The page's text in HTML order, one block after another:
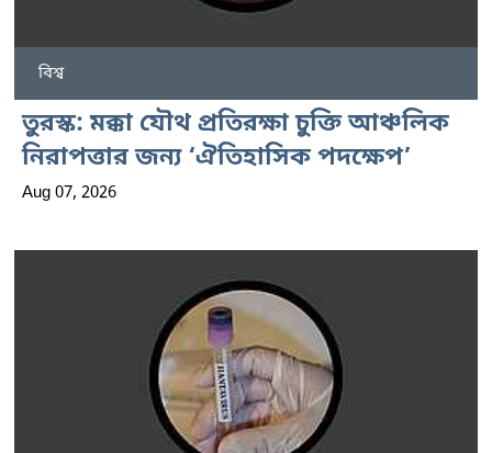
বিশ্ব
তুরস্ক: মক্কা যৌথ প্রতিরক্ষা চুক্তি আঞ্চলিক
নিরাপত্তার জন্য ‘ঐতিহাসিক পদক্ষেপ’
Aug 07, 2026